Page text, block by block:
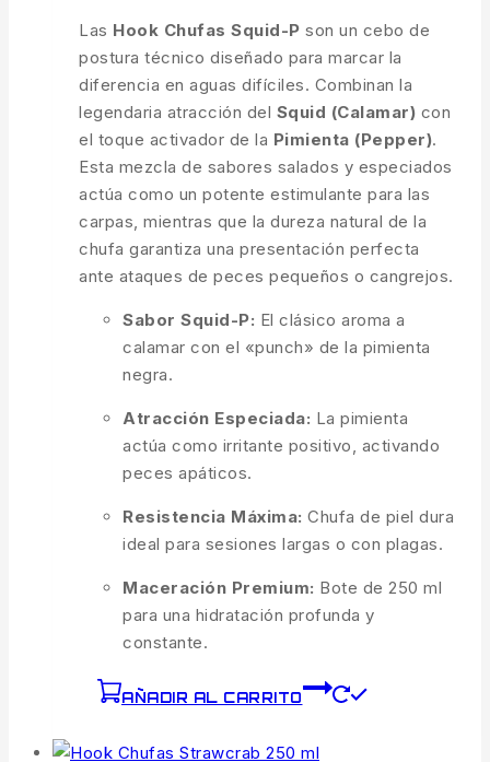
Las Hook Chufas Squid-P son un cebo de
postura técnico diseñado para marcar la
diferencia en aguas difíciles. Combinan la
legendaria atracción del Squid (Calamar) con
el toque activador de la Pimienta (Pepper).
Esta mezcla de sabores salados y especiados
actúa como un potente estimulante para las
carpas, mientras que la dureza natural de la
chufa garantiza una presentación perfecta
ante ataques de peces pequeños o cangrejos.
Sabor Squid-P: El clásico aroma a
calamar con el «punch» de la pimienta
negra.
Atracción Especiada: La pimienta
actúa como irritante positivo, activando
peces apáticos.
Resistencia Máxima: Chufa de piel dura
ideal para sesiones largas o con plagas.
Maceración Premium: Bote de 250 ml
para una hidratación profunda y
constante.
AÑADIR AL CARRITO